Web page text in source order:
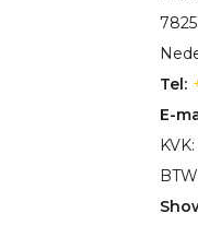
Tel:
E-